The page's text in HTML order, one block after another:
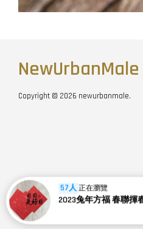
NewUrbanMale
Copyright © 2026 newurbanmale.
57人 正在瀏覽